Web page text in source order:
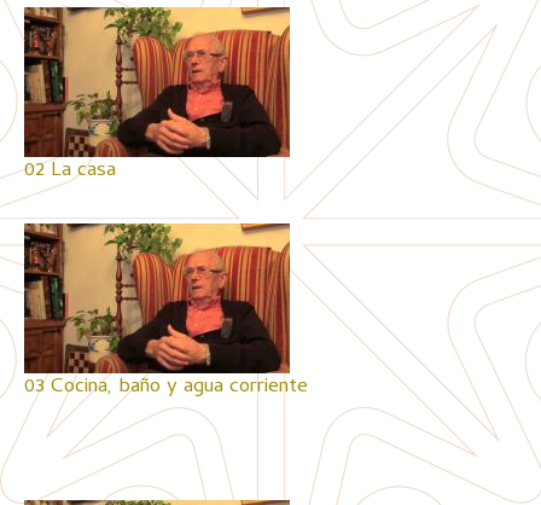
02 La casa
03 Cocina, baño y agua corriente